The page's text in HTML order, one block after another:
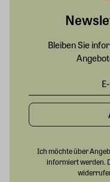
Bleiben Sie
Ich möchte über
informiert werden.